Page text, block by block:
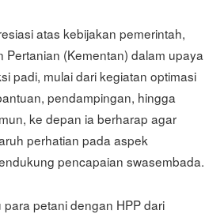
atas kebijakan pemerintah,
Pertanian (Kementan) dalam upaya
padi, mulai dari kegiatan optimasi
pendampingan, hingga
ke depan ia berharap agar
perhatian pada aspek
pencapaian swasembada.
para petani dengan HPP dari